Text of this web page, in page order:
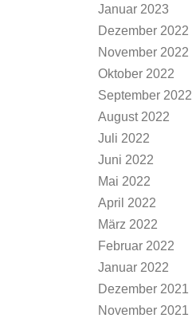
Januar 2023
Dezember 2022
November 2022
Oktober 2022
September 2022
August 2022
Juli 2022
Juni 2022
Mai 2022
April 2022
März 2022
Februar 2022
Januar 2022
Dezember 2021
November 2021